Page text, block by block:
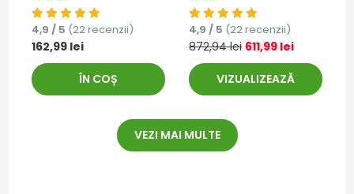
4,9 / 5 (22 recenzii)
162,99 lei
ÎN COȘ
4,9 / 5 (22 recenzii)
872,94 lei 611,99 lei
VIZUALIZEAZĂ
VEZI MAI MULTE